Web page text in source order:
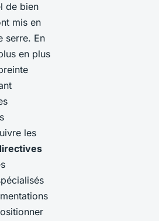
de bien
mis en
serre. En
en plus
les